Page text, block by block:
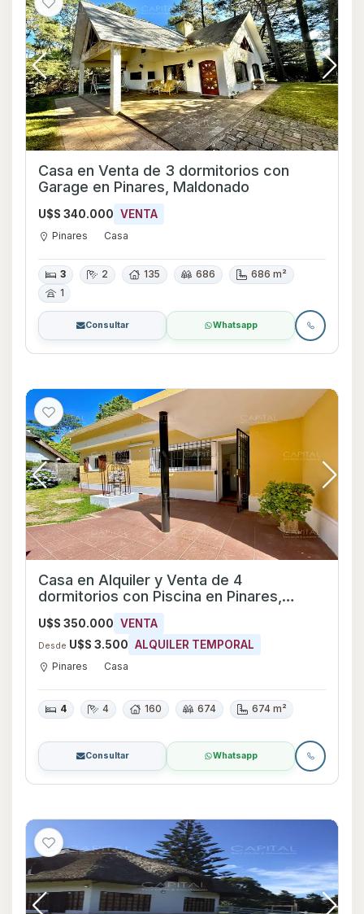
Casa en Venta de 3 dormitorios con
Garage en Pinares, Maldonado
U$S 340.000 VENTA
Pinares Casa
3 2 135 686
686 m²
1
Consultar Whatsapp
Casa en Alquiler y Venta de 4
dormitorios con Piscina en Pinares,
Maldonado
U$S 350.000 VENTA
Desde U$S 3.500 ALQUILER TEMPORAL
Pinares Casa
4 4 160 674 674 m²
Consultar Whatsapp